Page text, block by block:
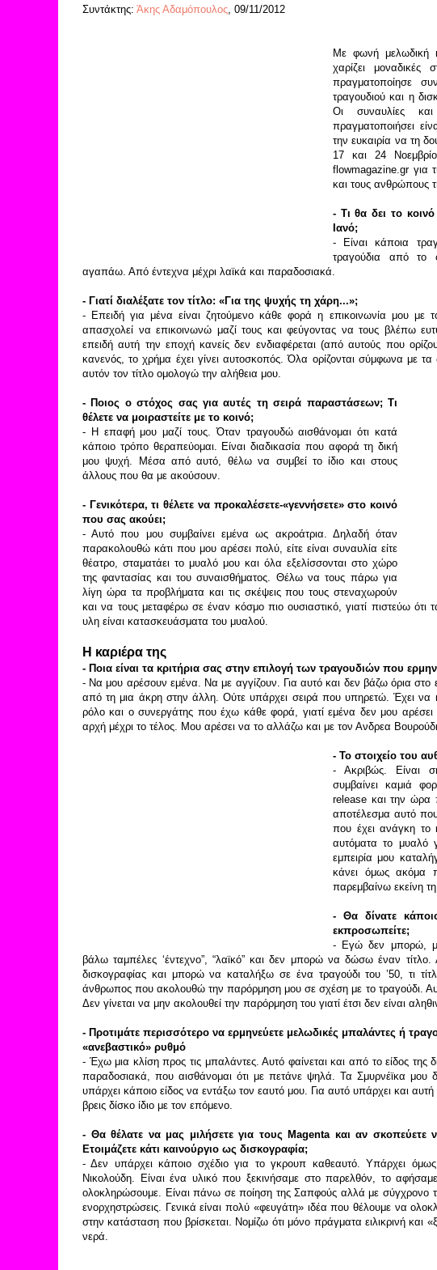
Συντάκτης: Άκης Αδαμόπουλος, 09/11/2012
Με φωνή μελωδική
χαρίζει μοναδικές
πραγματοποίησε
τραγουδιού και η
Οι συναυλίες
πραγματοποιήσει
την ευκαιρία να τη
17 και 24
flowmagazine.gr για
και τους ανθρώπους
- Τι θα δει το
Ιανό;
- Είναι κάποια
τραγούδια από το
αγαπάω. Από έντεχνα μέχρι λαϊκά και παραδοσιακά.
- Γιατί διαλέξατε τον τίτλο: «Για της ψυχής τη χάρη...»;
- Επειδή για μένα είναι ζητούμενο κάθε φορά η επικοινωνία μου με
απασχολεί να επικοινωνώ μαζί τους και φεύγοντας να τους βλέπω
επειδή αυτή την εποχή κανείς δεν ενδιαφέρεται (από αυτούς που
κανενός, το χρήμα έχει γίνει αυτοσκοπός. Όλα ορίζονται σύμφωνα με
αυτόν τον τίτλο ομολογώ την αλήθεια μου.
- Ποιος ο στόχος σας για αυτές τη σειρά παραστάσεων; Τι
θέλετε να μοιραστείτε με το κοινό;
- Η επαφή μου μαζί τους. Όταν τραγουδώ αισθάνομαι ότι κατά
κάποιο τρόπο θεραπεύομαι. Είναι διαδικασία που αφορά τη δική
μου ψυχή. Μέσα από αυτό, θέλω να συμβεί το ίδιο και στους
άλλους που θα με ακούσουν.
- Γενικότερα, τι θέλετε να προκαλέσετε-«γεννήσετε» στο κοινό
που σας ακούει;
- Αυτό που μου συμβαίνει εμένα ως ακροάτρια. Δηλαδή όταν
παρακολουθώ κάτι που μου αρέσει πολύ, είτε είναι συναυλία είτε
θέατρο, σταματάει το μυαλό μου και όλα εξελίσσονται στο χώρο
της φαντασίας και του συναισθήματος. Θέλω να τους πάρω για
λίγη ώρα τα προβλήματα και τις σκέψεις που τους στεναχωρούν
και να τους μεταφέρω σε έναν κόσμο πιο ουσιαστικό, γιατί πιστεύω
υλη είναι κατασκευάσματα του μυαλού.
Η καριέρα της
- Ποια είναι τα κριτήρια σας στην επιλογή των τραγουδιών που
- Να μου αρέσουν εμένα. Να με αγγίζουν. Για αυτό και δεν βάζω όρια
από τη μια άκρη στην άλλη. Ούτε υπάρχει σειρά που υπηρετώ. Έχει να
ρόλο και ο συνεργάτης που έχω κάθε φορά, γιατί εμένα δεν μου
αρχή μέχρι το τέλος. Μου αρέσει να το αλλάζω και με τον Ανδρεα
- Το στοιχείο του
- Ακριβώς. Είναι
συμβαίνει καμιά
release και την ώρα
αποτέλεσμα αυτό
που έχει ανάγκη το
αυτόματα το μυαλό
εμπειρία μου
κάνει όμως ακόμα
παρεμβαίνω εκείνη τη
- Θα δίνατε
εκπροσωπείτε;
- Εγώ δεν μπορώ,
βάλω ταμπέλες ‘έντεχνο”, “λαϊκό” και δεν μπορώ να δώσω έναν
δισκογραφίας και μπορώ να καταλήξω σε ένα τραγούδι του ’50, τι
άνθρωπος που ακολουθώ την παρόρμηση μου σε σχέση με το τραγούδι.
Δεν γίνεται να μην ακολουθεί την παρόρμηση του γιατί έτσι δεν είναι
- Προτιμάτε περισσότερο να ερμηνεύετε μελωδικές μπαλάντες ή
«ανεβαστικό» ρυθμό
- Έχω μια κλίση προς τις μπαλάντες. Αυτό φαίνεται και από το είδος
παραδοσιακά, που αισθάνομαι ότι με πετάνε ψηλά. Τα Σμυρνέϊκα μου
υπάρχει κάποιο είδος να εντάξω τον εαυτό μου. Για αυτό υπάρχει και
βρεις δίσκο ίδιο με τον επόμενο.
- Θα θέλατε να μας μιλήσετε για τους Magentaκαι αν σκοπεύετε
Ετοιμάζετε κάτι καινούργιο ως δισκογραφία;
- Δεν υπάρχει κάποιο σχέδιο για το γκρουπ καθεαυτό. Υπάρχει
Νικολούδη. Είναι ένα υλικό που ξεκινήσαμε στο παρελθόν, το
ολοκληρώσουμε. Είναι πάνω σε ποίηση της Σαπφούς αλλά με σύγχρονο
ενορχηστρώσεις. Γενικά είναι πολύ «φευγάτη» ιδέα που θέλουμε να
στην κατάσταση που βρίσκεται. Νομίζω ότι μόνο πράγματα ειλικρινή και
νερά.